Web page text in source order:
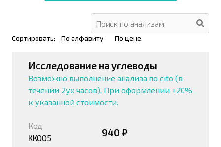
Сортировать: По алфавиту По цене
Исследование на углеводы
Возможно выполнение анализа по cito (в
течении 2ух часов). При оформлении +20%
к указанной стоимости.
Код
КК005 940 ₽